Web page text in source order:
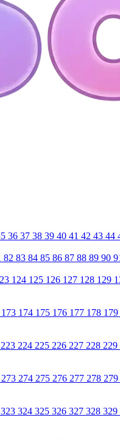
36 37 38 39 40 41 42 43 44
82 83 84 85 86 87 88 89 90
124 125 126 127 128 129
173 174 175 176 177 178 179
223 224 225 226 227 228 229
273 274 275 276 277 278 279
323 324 325 326 327 328 329